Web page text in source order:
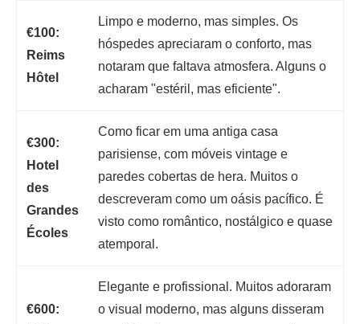
€100:
Reims
Hôtel
Limpo e moderno, mas simples. Os
hóspedes apreciaram o conforto, mas
notaram que faltava atmosfera. Alguns o
acharam "estéril, mas eficiente".
€300:
Hotel
des
Grandes
Écoles
Como ficar em uma antiga casa
parisiense, com móveis vintage e
paredes cobertas de hera. Muitos o
descreveram como um oásis pacífico. É
visto como romântico, nostálgico e quase
atemporal.
€600:
Elegante e profissional. Muitos adoraram
o visual moderno, mas alguns disseram